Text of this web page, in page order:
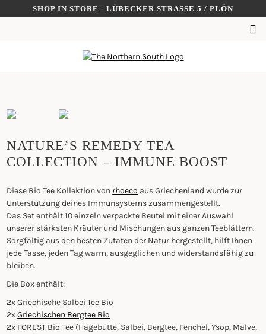
to
SHOP IN STORE - LÜBECKER STRASSE 5 / PLÖN
SUCHEN
NATURE’S REMEDY TEA
COLLECTION – IMMUNE BOOST
Diese Bio Tee Kollektion von rhoeco aus Griechenland wurde zur
Unterstützung deines Immunsystems zusammengestellt.
Das Set enthält 10 einzeln verpackte Beutel mit einer Auswahl
unserer stärksten Kräuter und Mischungen aus ganzen Teeblättern.
Sorgfältig aus den besten Zutaten der Natur hergestellt, hilft Ihnen
jede Tasse, jeden Tag warm, ausgeglichen und widerstandsfähig zu
bleiben.
Die Box enthält:
2x Griechische Salbei Tee Bio
2xGriechischen Bergtee Bio
2x FOREST Bio Tee (Hagebutte, Salbei, Bergtee, Fenchel, Ysop, Malve,